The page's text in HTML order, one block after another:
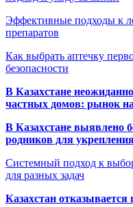
Эффективные подходы к
препаратов
Как выбрать аптечку
безопасности
В Казахстане
частных домов: рынок
В Казахстане выявлено
родников для
Системный подход к
для разных задач
Казахстан отказывается